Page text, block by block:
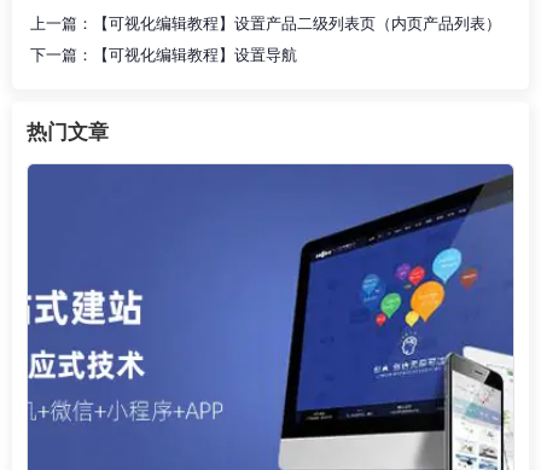
上一篇：
【可视化编辑教程】设置产品二级列表页（内页产品列表）
下一篇：
【可视化编辑教程】设置导航
热门文章